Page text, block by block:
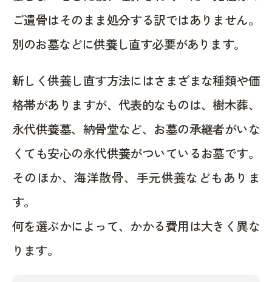
ご遺骨はそのまま処分する訳ではありません。
別のお墓などに供養し直す必要があります。
新しく供養し直す方法にはさまざまな種類や価
格帯がありますが、代表的なものは、樹木葬、
永代供養墓、納骨堂など、お墓の承継者がいな
くても安心の永代供養がついているお墓です。
そのほか、海洋散骨、手元供養などもありま
す。
何を選ぶかによって、かかる費用は大きく異な
ります。